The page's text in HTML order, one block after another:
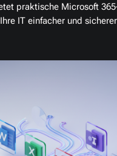
praktische Microsoft
IT einfacher und